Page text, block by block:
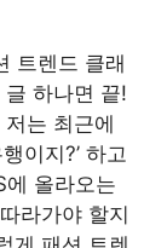
트렌드 클래
하나면 끝!
는 최근에
이지?’ 하고
에 올라오는
라가야 할지